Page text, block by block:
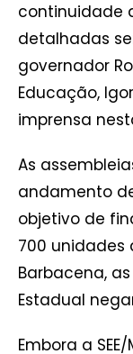
continuidade
detalhadas
governador
Educação,
imprensa
As
andamento
objetivo de
700 unidades
Barbacena,
Estadual
Embora a